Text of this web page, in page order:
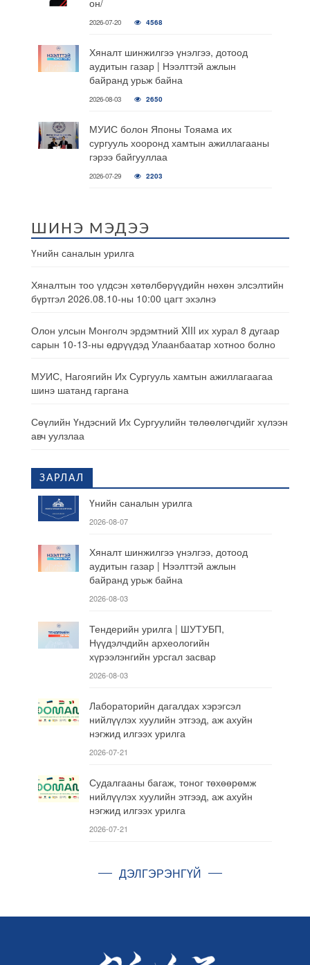
2026-07-20 4568
Хяналт шинжилгээ үнэлгээ, дотоод
аудитын газар | Нээлттэй ажлын
байранд урьж байна
2026-08-03 2650
МУИС болон Японы Тояама их
сургууль хооронд хамтын ажиллагааны
гэрээ байгууллаа
2026-07-29 2203
ШИНЭ МЭДЭЭ
Үнийн саналын урилга
Хяналтын тоо үлдсэн хөтөлбөрүүдийн нөхөн элсэлтийн
бүртгэл 2026.08.10-ны 10:00 цагт эхэлнэ
Олон улсын Монголч эрдэмтний XIII их хурал 8 дугаар
сарын 10-13-ны өдрүүдэд Улаанбаатар хотноо болно
МУИС, Нагоягийн Их Сургууль хамтын ажиллагаагаа
шинэ шатанд гаргана
Сөүлийн Үндэсний Их Сургуулийн төлөөлөгчдийг хүлээн
авч уулзлаа
ЗАРЛАЛ
Үнийн саналын урилга
2026-08-07
Хяналт шинжилгээ үнэлгээ, дотоод
аудитын газар | Нээлттэй ажлын
байранд урьж байна
2026-08-03
Тендерийн урилга | ШУТУБП,
Нүүдэлчдийн археологийн
хүрээлэнгийн урсгал засвар
2026-08-03
Лабораторийн дагалдах хэрэгсэл
нийлүүлэх хуулийн этгээд, аж ахуйн
нэгжид илгээх урилга
2026-07-21
Судалгааны багаж, тоног төхөөрөмж
нийлүүлэх хуулийн этгээд, аж ахуйн
нэгжид илгээх урилга
2026-07-21
ДЭЛГЭРЭНГҮЙ